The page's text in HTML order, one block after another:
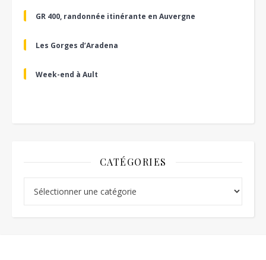
GR 400, randonnée itinérante en Auvergne
Les Gorges d’Aradena
Week-end à Ault
CATÉGORIES